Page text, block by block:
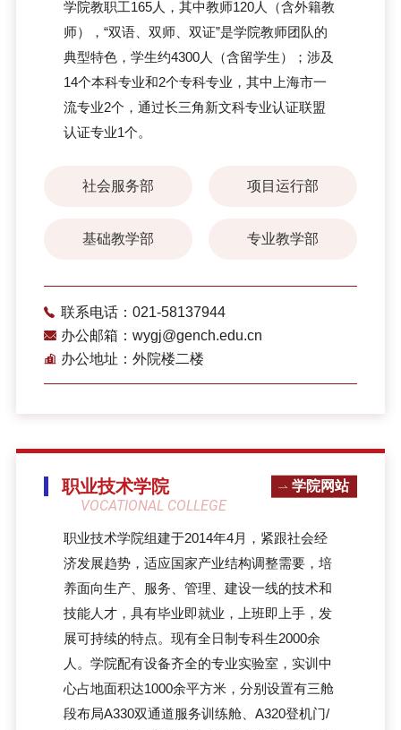
学院教职工165人，其中教师120人（含外籍教
师），“双语、双师、双证”是学院教师团队的
典型特色，学生约4300人（含留学生）；涉及
14个本科专业和2个专科专业，其中上海市一
流专业2个，通过长三角新文科专业认证联盟
认证专业1个。
社会服务部 项目运行部
基础教学部 专业教学部
联系电话：021-58137944
办公邮箱：wygj@gench.edu.cn
办公地址：外院楼二楼
职业技术学院
VOCATIONAL COLLEGE
学院网站
职业技术学院组建于2014年4月，紧跟社会经
济发展趋势，适应国家产业结构调整需要，培
养面向生产、服务、管理、建设一线的技术和
技能人才，具有毕业即就业，上班即上手，发
展可持续的特点。现有全日制专科生2000余
人。学院配有设备齐全的专业实验室，实训中
心占地面积达1000余平方米，分别设置有三舱
段布局A330双通道服务训练舱、A320登机门/